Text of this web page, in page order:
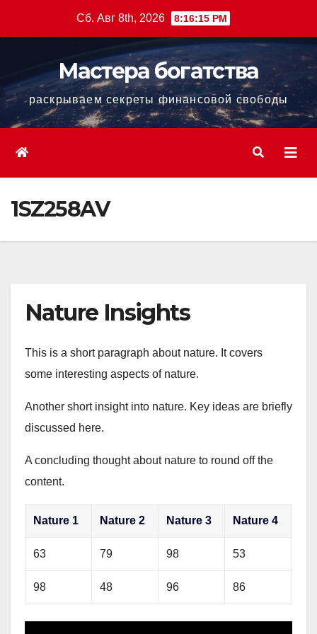
Сб. Авг 8th, 2026 8:16:16 PM
Мастера богатства
раскрываем секреты финансовой свободы
1SZ258AV
Nature Insights
This is a short paragraph about nature. It covers
some interesting aspects of nature.
Another short insight into nature. Key ideas are briefly
discussed here.
A concluding thought about nature to round off the
content.
Nature 1 Nature 2 Nature 3 Nature 4
63 79 98 53
98 48 96 86